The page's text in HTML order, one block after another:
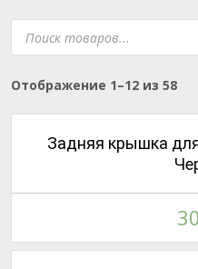
Поиск
товаров
Отображение 1–12 из 58
Задняя крышка